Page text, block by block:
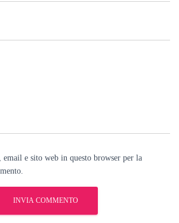
e sito web in questo browser per la